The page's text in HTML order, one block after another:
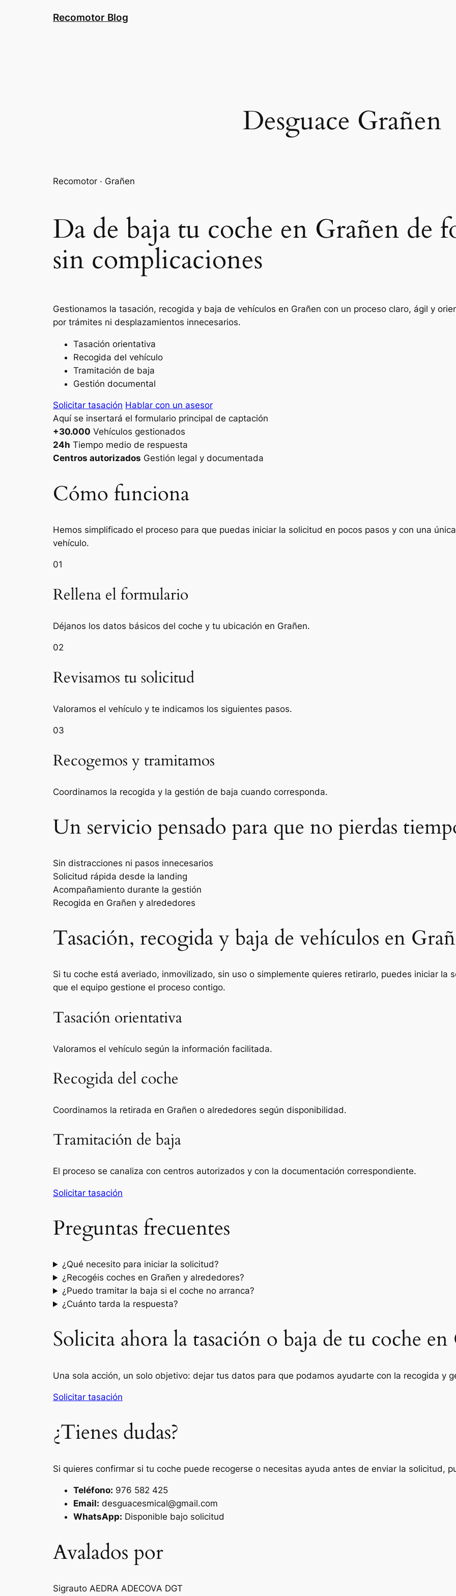
Recomotor Blog
Desguace Grañen
Recomotor · Grañen
Da de baja tu coche en Grañen de
sin complicaciones
Gestionamos la tasación, recogida y baja de vehículos en Grañen con un proceso claro, ágil y
por trámites ni desplazamientos innecesarios.
Tasación orientativa
Recogida del vehículo
Tramitación de baja
Gestión documental
Solicitar tasación Hablar con un asesor
Aquí se insertará el formulario principal de captación
+30.000 Vehículos gestionados
24h Tiempo medio de respuesta
Centros autorizados Gestión legal y documentada
Cómo funciona
Hemos simplificado el proceso para que puedas iniciar la solicitud en pocos pasos y con una
vehículo.
01
Rellena el formulario
Déjanos los datos básicos del coche y tu ubicación en Grañen.
02
Revisamos tu solicitud
Valoramos el vehículo y te indicamos los siguientes pasos.
03
Recogemos y tramitamos
Coordinamos la recogida y la gestión de baja cuando corresponda.
Un servicio pensado para que no pierdas
Sin distracciones ni pasos innecesarios
Solicitud rápida desde la landing
Acompañamiento durante la gestión
Recogida en Grañen y alrededores
Tasación, recogida y baja de vehículos en
Si tu coche está averiado, inmovilizado, sin uso o simplemente quieres retirarlo, puedes iniciar la
que el equipo gestione el proceso contigo.
Tasación orientativa
Valoramos el vehículo según la información facilitada.
Recogida del coche
Coordinamos la retirada en Grañen o alrededores según disponibilidad.
Tramitación de baja
El proceso se canaliza con centros autorizados y con la documentación correspondiente.
Solicitar tasación
Preguntas frecuentes
¿Qué necesito para iniciar la solicitud?
¿Recogéis coches en Grañen y alrededores?
¿Puedo tramitar la baja si el coche no arranca?
¿Cuánto tarda la respuesta?
Solicita ahora la tasación o baja de tu coche
Una sola acción, un solo objetivo: dejar tus datos para que podamos ayudarte con la recogida y
Solicitar tasación
¿Tienes dudas?
Si quieres confirmar si tu coche puede recogerse o necesitas ayuda antes de enviar la solicitud,
Teléfono: 976 582 425
Email: desguacesmical@gmail.com
WhatsApp: Disponible bajo solicitud
Avalados por
Sigrauto AEDRA ADECOVA DGT